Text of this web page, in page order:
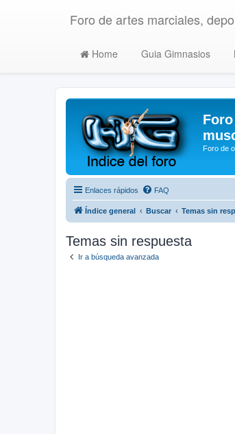
Foro de artes marciales,
Home Guia Gimnasios
Foro de
Enlaces rápidos FAQ
Índice general Buscar Temas sin
Temas sin respuesta
Ir a búsqueda avanzada